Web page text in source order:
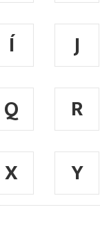
Í J
Q R
X Y